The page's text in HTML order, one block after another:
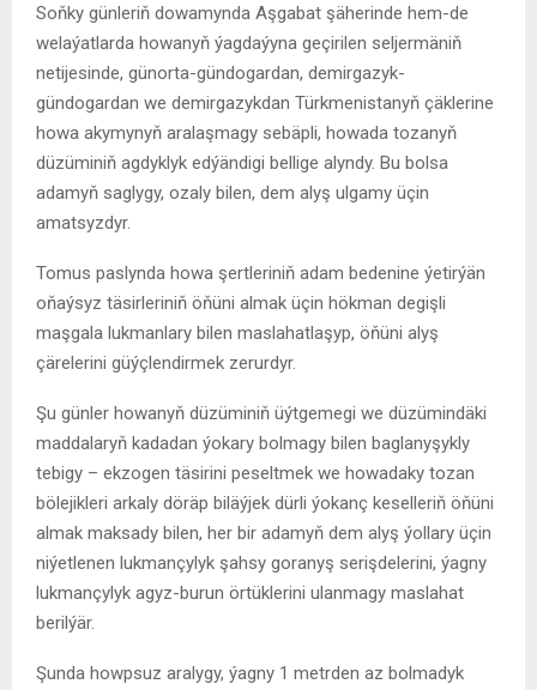
Soňky günleriň dowamynda Aşgabat şäherinde hem-de
welaýatlarda howanyň ýagdaýyna geçirilen seljermäniň
netijesinde, günorta-gündogardan, demirgazyk-
gündogardan we demirgazykdan Türkmenistanyň çäklerine
howa akymynyň aralaşmagy sebäpli, howada tozanyň
düzüminiň agdyklyk edýändigi bellige alyndy. Bu bolsa
adamyň saglygy, ozaly bilen, dem alyş ulgamy üçin
amatsyzdyr.
Tomus paslynda howa şertleriniň adam bedenine ýetirýän
oňaýsyz täsirleriniň öňüni almak üçin hökman degişli
maşgala lukmanlary bilen maslahatlaşyp, öňüni alyş
çärelerini güýçlendirmek zerurdyr.
Şu günler howanyň düzüminiň üýtgemegi we düzümindäki
maddalaryň kadadan ýokary bolmagy bilen baglanyşykly
tebigy – ekzogen täsirini peseltmek we howadaky tozan
bölejikleri arkaly döräp biläýjek dürli ýokanç keselleriň öňüni
almak maksady bilen, her bir adamyň dem alyş ýollary üçin
niýetlenen lukmançylyk şahsy goranyş serişdelerini, ýagny
lukmançylyk agyz-burun örtüklerini ulanmagy maslahat
berilýär.
Şunda howpsuz aralygy, ýagny 1 metrden az bolmadyk